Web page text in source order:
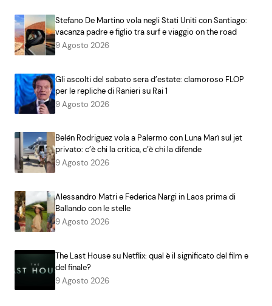
Stefano De Martino vola negli Stati Uniti con Santiago:
vacanza padre e figlio tra surf e viaggio on the road
9 Agosto 2026
Gli ascolti del sabato sera d’estate: clamoroso FLOP
per le repliche di Ranieri su Rai 1
9 Agosto 2026
Belén Rodriguez vola a Palermo con Luna Marì sul jet
privato: c’è chi la critica, c’è chi la difende
9 Agosto 2026
Alessandro Matri e Federica Nargi in Laos prima di
Ballando con le stelle
9 Agosto 2026
The Last House su Netflix: qual è il significato del film e
del finale?
9 Agosto 2026